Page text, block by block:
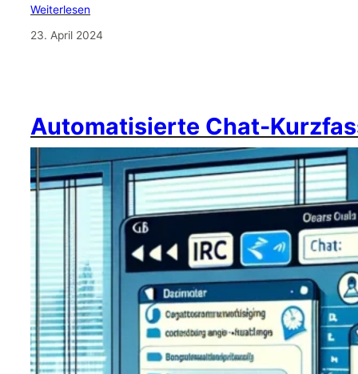
Weiterlesen
23. April 2024
Automatisierte Chat-